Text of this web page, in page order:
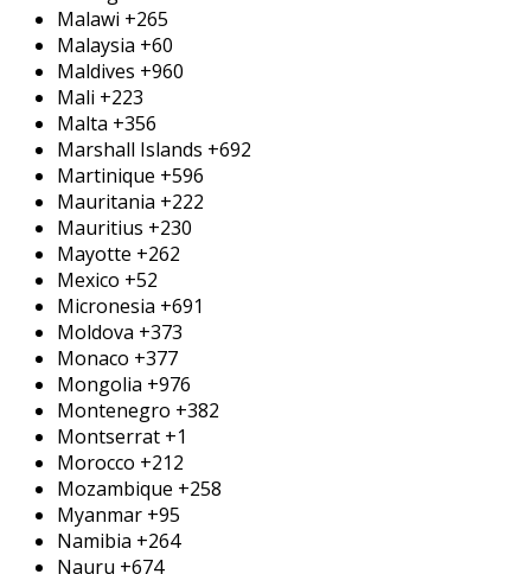
Malawi +265
Malaysia +60
Maldives +960
Mali +223
Malta +356
Marshall Islands +692
Martinique +596
Mauritania +222
Mauritius +230
Mayotte +262
Mexico +52
Micronesia +691
Moldova +373
Monaco +377
Mongolia +976
Montenegro +382
Montserrat +1
Morocco +212
Mozambique +258
Myanmar +95
Namibia +264
Nauru +674